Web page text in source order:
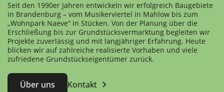
Seit den 1990er Jahren entwickeln wir erfolgreich Baugebiete
in Brandenburg – vom Musikerviertel in Mahlow bis zum
„Wohnpark Naeve“ in Stücken. Von der Planung über die
Erschließung bis zur Grundstücksvermarktung begleiten wir
Projekte zuverlässig und mit langjähriger Erfahrung. Heute
blicken wir auf zahlreiche realisierte Vorhaben und viele
zufriedene Grundstückseigentümer zurück.
Über uns Kontakt